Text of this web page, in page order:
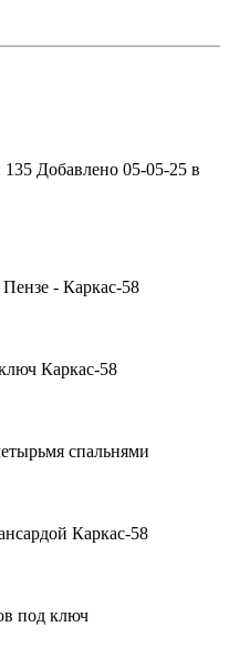
135 Добавлено 05-05-25 в
- Каркас-58
Каркас-58
спальнями
Каркас-58
под ключ